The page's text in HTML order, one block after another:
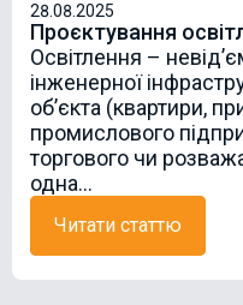
28.08.2025
Проєктування
Освітлення –
інженерної
об’єкта (квартири,
промислового
торгового чи
одна...
Читати статтю